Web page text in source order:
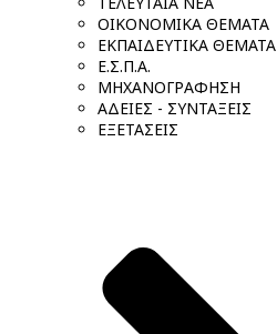
ΟΙΚΟΝΟΜΙΚΑ ΘΕΜΑΤΑ
ΕΚΠΑΙΔΕΥΤΙΚΑ ΘΕΜΑΤΑ
Ε.Σ.Π.Α.
ΜΗΧΑΝΟΓΡΑΦΗΣΗ
ΑΔΕΙΕΣ - ΣΥΝΤΑΞΕΙΣ
ΕΞΕΤΑΣΕΙΣ